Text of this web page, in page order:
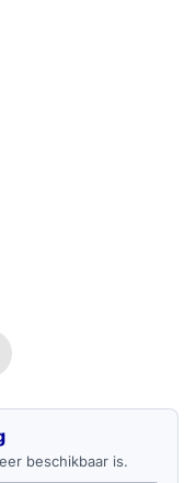
beschikbaar is.